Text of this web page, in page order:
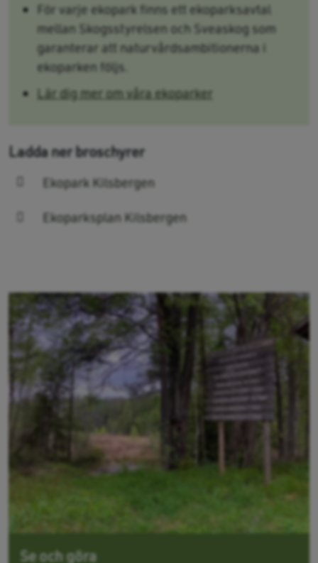
För varje ekopark finns ett ekoparksavtal
mellan Skogsstyrelsen och Sveaskog som
garanterar att naturvårdsambitionerna i
ekoparken följs.
Lär dig mer om våra ekoparker
Ladda ner broschyrer
Ekopark Kilsbergen
Ekoparksplan Kilsbergen
Se och göra